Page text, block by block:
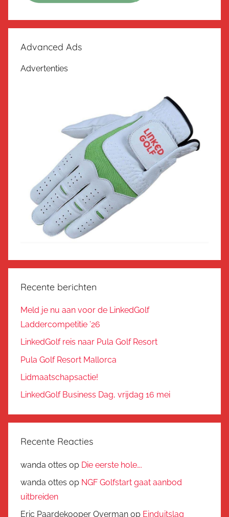
Advanced Ads
Advertenties
Recente berichten
Meld je nu aan voor de LinkedGolf
Laddercompetitie ’26
LinkedGolf reis naar Pula Golf Resort
Pula Golf Resort Mallorca
Lidmaatschapsactie!
LinkedGolf Business Dag, vrijdag 16 mei
Recente Reacties
wanda ottes op Die eerste hole….
wanda ottes op NGF Golfstart gaat aanbod
uitbreiden
Eric Paardekooper Overman op Einduitslag